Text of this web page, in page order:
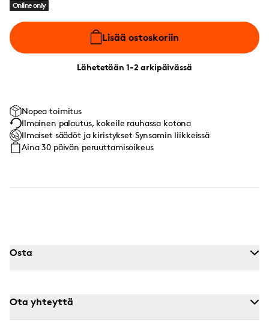
Online only
Lisää ostoskoriin
Lähetetään 1-2 arkipäivässä
Nopea toimitus
Ilmainen palautus, kokeile rauhassa kotona
Ilmaiset säädöt ja kiristykset Synsamin liikkeissä
Aina 30 päivän peruuttamisoikeus
Osta
Ota yhteyttä